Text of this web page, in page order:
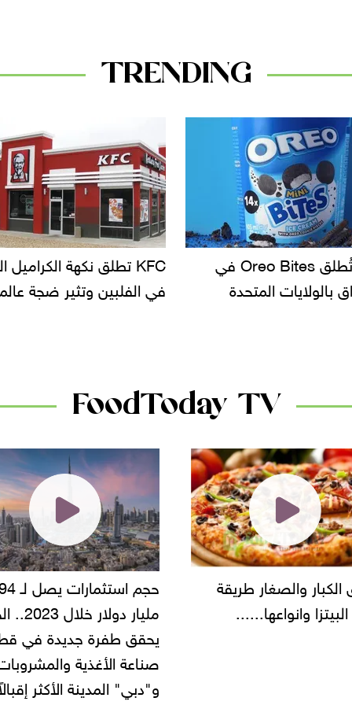
TRENDING
KFC تطلق نكهة الكراميل المملح
وتثير ضجة عالمية
دعوات للتحقيق في أسباب
سحب بعض ألبان الأطفال
FoodToday TV
حجم استثمارات يصل لـ 94
مليار دولار خلال 2023.. الخليج
"أمن القاهرة" يضبط
شركة مطاعم استولى على
أموال المواطنين بزعم